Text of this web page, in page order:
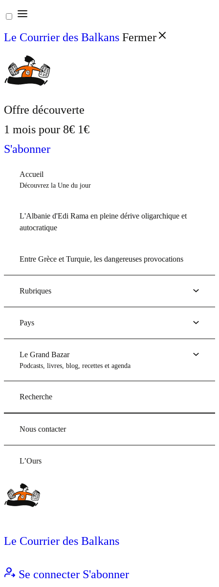
Aller
au
contenu
Le Courrier des Balkans Fermer
Offre découverte
1 mois pour 8€ 1€
S'abonner
Accueil
Découvrez la Une du jour
L'Albanie d'Edi Rama en pleine dérive oligarchique et
autocratique
Entre Grèce et Turquie, les dangereuses provocations
Rubriques
Pays
Le Grand Bazar
Podcasts, livres, blog, recettes et agenda
Recherche
Nous contacter
L’Ours
Le Courrier des Balkans
Se connecter S'abonner